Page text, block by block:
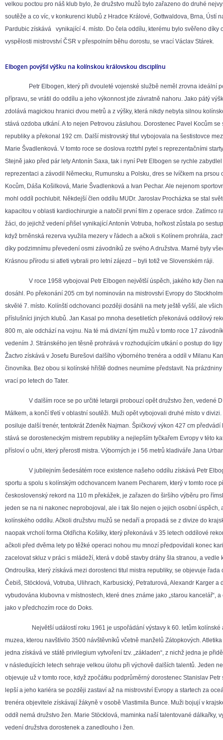
velkou poctou pro náš klub bylo, že družstvo mužů bylo zařazeno do druhé
soutěže a co víc, v konkurenci klubů z Hradce Králové, Gottwaldova, Brna, Ústí
Pardubic získává vynikající 4. místo. Do čela oddílu, kterému bylo svěřeno díky
vyspělosti mistrovství ČSR v přespolním běhu dorostu, se vrací Václav Stárek.
Elbogen povýšil výšku na kolínskou královskou disciplínu
Petr Elbogen, který při dvouleté vojenské službě neměl zrovna ideální
přípravu, se vrátil do oddílu a jeho výkonnost jde závratně nahoru. Jako pátý
zdolává magickou hranici dvou metrů a z výšky, která nikdy nebyla silnou
stává ozdoba utkání. A to nejen Petrovou zásluhou. Dorostenec Pavel Kocům se
republiky a překonal 192 cm. Další mistrovský titul vybojovala na šestistovce
Marie Švadlenková. V tomto roce se doslova roztrhl pytel s reprezentačními
Stejně jako před pár lety Antonín Saxa, tak i nyní Petr Elbogen se rychle
reprezentaci a závodil Německu, Rumunsku a Polsku, dres se lvíčkem na prsou
Kocům, Dáša Košilková, Marie Švadlenková a Ivan Pechar. Ale nejenom
mohl oddíl pochlubit. Někdejší člen oddílu MUDr. Jaroslav Procházka se stal
kapacitou v oblasti kardiochirurgie a natočil první film z operace srdce. Zatímco
žáci, do jejichž vedení přišel vynikající Antonín Votruba, hořkost zůstala po
když brněnská rezerva využila mezery v řádech a ačkoli s Kolínem prohrála,
díky podzimnímu převedení osmi závodníků ze svého A družstva. Marné byly
Krásnou přírodu si atleti vybrali pro letní zájezd – byli totiž ve Slovenském ráji.
V roce 1958 vybojoval Petr Elbogen největší úspěch, jakého kdy člen
dosáhl. Po překonání 205 cm byl nominován na mistrovství Evropy do
skvělé 7. místo. Kolínští odchovanci později dosáhli na mety ještě vyšší, ale
příslušníci jiných klubů. Jan Kasal po mnoha desetiletích překonává oddílový
800 m, ale odchází na vojnu. Na té má divizní tým mužů v tomto roce 17
vedením J. Stránského jen těsně prohrává v rozhodujícím utkání o postup do
Žactvo získává v Josefu Burešovi dalšího výborného trenéra a oddíl v Milanu
činovníka. Bez obou si kolínské hřiště dodnes neumíme představit. Na
vrací po letech do Tater.
V dalším roce se po určité letargii probouzí opět družstvo žen, vedené D.
Málkem, a končí třetí v oblastní soutěži. Muži opět vybojovali druhé místo v
posiluje další trenér, tentokrát Zdeněk Najman. Špičkový výkon 427 cm předvádí
stává se dorosteneckým mistrem republiky a nejlepším tyčkařem Evropy v této
přísloví o učni, který přerostl mistra. Výborných je i 56 metrů kladiváře Jana
V jubilejním šedesátém roce existence našeho oddílu získává Petr
sportu a spolu s kolínským odchovancem Ivanem Pecharem, který v tomto roce
československý rekord na 110 m překážek, je zařazen do širšího výběru pro
jeden se na ni nakonec neprobojoval, ale i tak šlo nejen o jejich osobní úspěch,
kolínského oddílu. Ačkoli družstvu mužů se nedaří a propadá se z divize do
naopak vrcholí forma Oldřicha Košilky, který překonává v 35 letech oddílové
ačkoli před dvěma lety po těžké operaci nohou mu mnozí předpovídali konec
zacelovat skluz v práci s mládeží, která v době stavby dráhy šla stranou, a vedle
Ondrouška, který získává mezi dorostenci titul mistra republiky, se objevuje řada
Čebiš, Stöcklová, Votruba, Ulihrach, Karbusický, Petraturová, Alexandr Karger a
vybudována klubovna v místnostech, které dnes známe jako „starou kancelář“,
jako v předchozím roce do Doks.
Největší událostí roku 1961 je uspořádání výstavy k 60. letům kolínské
muzea, kterou navštívilo 3500 návštěvníků včetně manželů Zátopkových.
jedna získává ve státě privilegium vytvoření tzv. „základen“, z nichž jedna je
v následujících letech sehraje velkou úlohu při výchově dalších talentů. Jeden
objevuje už v tomto roce, když zpočátku podprůměrný dorostenec Stanislav Petr
lepší a jeho kariéra se později zastaví až na mistrovství Evropy a startech za
trenéra objevitele získávají žákyně v osobě Vlastimila Bunce. Muži bojují v
oddíl nemá družstvo žen. Marie Stöcklová, maminka naší talentované dálkařky,
vedení družstva dorostenek a zanedlouho i žen.